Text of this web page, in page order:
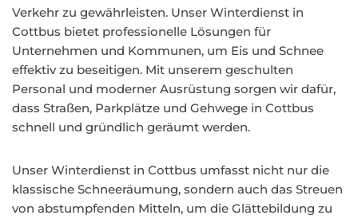
Verkehr zu gewährleisten. Unser Winterdienst in
Cottbus bietet professionelle Lösungen für
Unternehmen und Kommunen, um Eis und Schnee
effektiv zu beseitigen. Mit unserem geschulten
Personal und moderner Ausrüstung sorgen wir dafür,
dass Straßen, Parkplätze und Gehwege in Cottbus
schnell und gründlich geräumt werden.
Unser Winterdienst in Cottbus umfasst nicht nur die
klassische Schneeräumung, sondern auch das Streuen
von abstumpfenden Mitteln, um die Glättebildung zu